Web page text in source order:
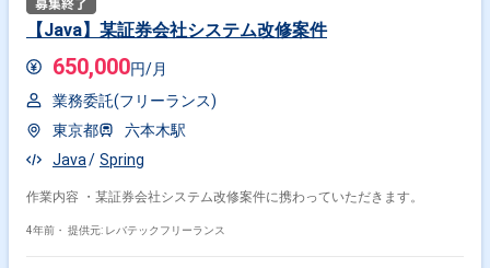
【Java】某証券会社システム改修案件
650,000円/月
業務委託(フリーランス)
東京都
六本木駅
Java
Spring
作業内容 ・某証券会社システム改修案件に携わっていただきます。
4年前・ 提供元: レバテックフリーランス